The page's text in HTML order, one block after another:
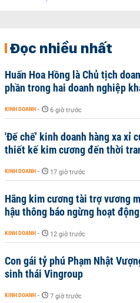
Đọc nhiều nhất
Huấn Hoa Hồng là Chủ tịch
phần trong hai doanh nghiệp
KINH DOANH - 6 giờ trước
'Đế chế’ kinh doanh hàng xa xỉ
thiết kế kim cương đến thời
KINH DOANH - 17 giờ trước
Hãng kim cương tài trợ vương
hậu thông báo ngừng hoạt động
KINH DOANH - 12 giờ trước
Con gái tỷ phú Phạm Nhật
sinh thái Vingroup
KINH DOANH - 7 giờ trước